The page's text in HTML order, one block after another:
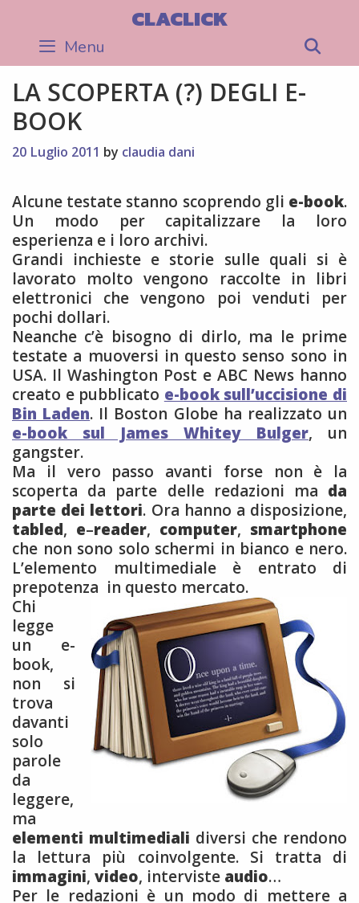
content
CLACLICK
Menu
LA SCOPERTA (?) DEGLI E-
BOOK
20 Luglio 2011 by claudia dani
Alcune testate stanno scoprendo gli e-book.
Un modo per capitalizzare la loro
esperienza e i loro archivi.
Grandi inchieste e storie sulle quali si è
lavorato molto vengono raccolte in libri
elettronici che vengono poi venduti per
pochi dollari.
Neanche c’è bisogno di dirlo, ma le prime
testate a muoversi in questo senso sono in
USA. Il Washington Post e ABC News hanno
creato e pubblicato e-book sull’uccisione di
Bin Laden. Il Boston Globe ha realizzato un
e-book sul James Whitey Bulger, un
gangster.
Ma il vero passo avanti forse non è la
scoperta da parte delle redazioni ma da
parte dei lettori. Ora hanno a disposizione,
tabled, e–reader, computer, smartphone
che non sono solo schermi in bianco e nero.
L’elemento multimediale è entrato di
prepotenza in questo mercato.
Chi
legge
un e-
book,
non si
trova
davanti
solo
parole
da
leggere,
ma
elementi multimediali diversi che rendono
la lettura più coinvolgente. Si tratta di
immagini, video, interviste audio…
Per le redazioni è un modo di mettere a